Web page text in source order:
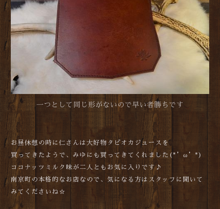
一つとして同じ形がないので早い者勝ちです
お昼休憩の時に仁さんは大好物タピオカジュースを
買ってきたようで、みゆにも買ってきてくれました(*’ω’*)
ココナッツミルク味が二人ともお気に入りです♪
南京町の本格的なお店なので、気になる方はスタッフに聞いて
みてくださいね☆